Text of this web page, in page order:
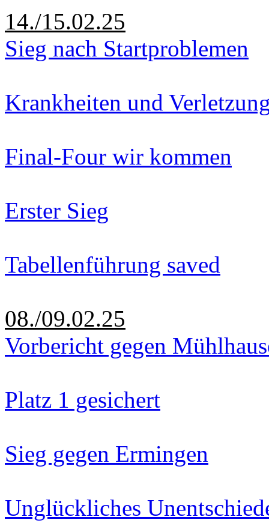
14./15.02.25
Sieg nach Startproblemen
Krankheiten und
Final-Four wir kommen
Erster Sieg
Tabellenführung saved
08./09.02.25
Vorbericht gegen
Platz 1 gesichert
Sieg gegen Ermingen
Unglückliches